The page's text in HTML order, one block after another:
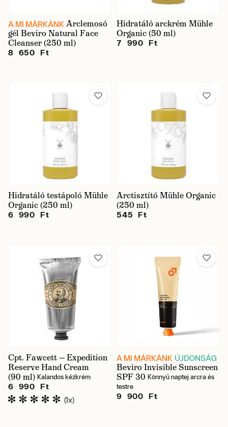
A MI MÁRKÁNK Arclemosó
gél Beviro Natural Face
Cleanser (250 ml)
8 650 Ft
Hidratáló arckrém Mühle
Organic (50 ml)
7 990 Ft
Hidratáló testápoló Mühle
Organic (250 ml)
6 990 Ft
Arctisztító Mühle Organic
(250 ml)
545 Ft
Cpt. Fawcett — Expedition
Reserve Hand Cream
(90 ml) Kalandos kézkrém
6 990 Ft
(1x)
A MI MÁRKÁNK ÚJDONSÁG
Beviro Invisible Sunscreen
SPF 30 Könnyű naptej arcra és
testre
9 900 Ft